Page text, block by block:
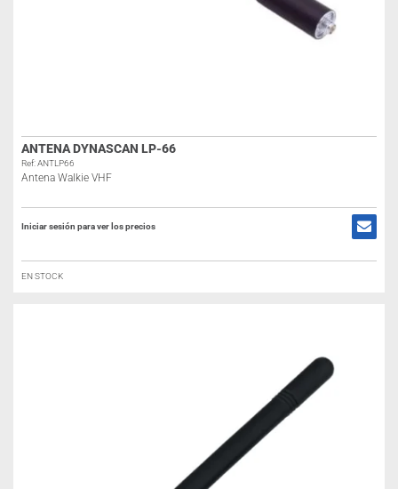
ANTENA DYNASCAN LP-66
Ref: ANTLP66
Antena Walkie VHF
Iniciar sesión para ver los precios
EN STOCK